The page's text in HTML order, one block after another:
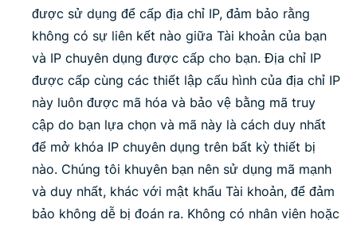
được sử dụng để cấp địa chỉ IP, đảm bảo rằng
không có sự liên kết nào giữa Tài khoản của bạn
và IP chuyên dụng được cấp cho bạn. Địa chỉ IP
được cấp cùng các thiết lập cấu hình của địa chỉ IP
này luôn được mã hóa và bảo vệ bằng mã truy
cập do bạn lựa chọn và mã này là cách duy nhất
để mở khóa IP chuyên dụng trên bất kỳ thiết bị
nào. Chúng tôi khuyên bạn nên sử dụng mã mạnh
và duy nhất, khác với mật khẩu Tài khoản, để đảm
bảo không dễ bị đoán ra. Không có nhân viên hoặc